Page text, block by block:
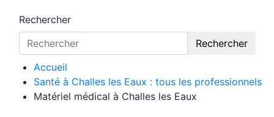
Rechercher
Rechercher
Accueil
Santé à Challes les Eaux : tous les professionnels
Matériel médical à Challes les Eaux